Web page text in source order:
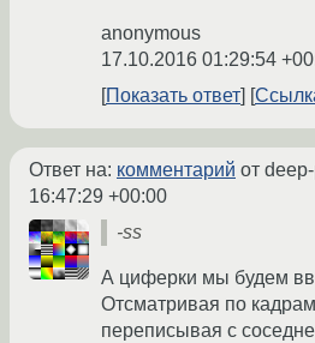
anonymous
17.10.2016 01:29:54
Показать ответ
Ответ на: комментарий от
16:47:29 +00:00
-ss
А циферки мы будем
Отсматривая по
переписывая с